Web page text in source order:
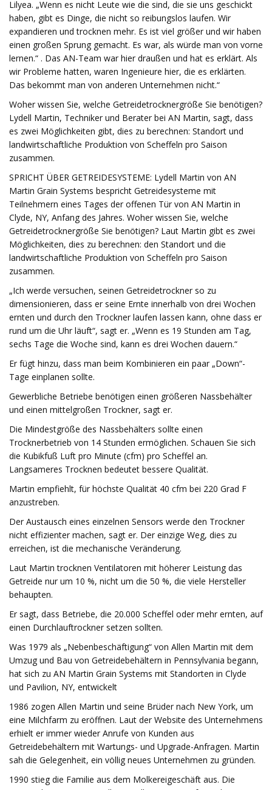
Lilyea. „Wenn es nicht Leute wie die sind, die sie uns geschickt
haben, gibt es Dinge, die nicht so reibungslos laufen. Wir
expandieren und trocknen mehr. Es ist viel größer und wir haben
einen großen Sprung gemacht. Es war, als würde man von vorne
lernen.“ . Das AN-Team war hier draußen und hat es erklärt. Als
wir Probleme hatten, waren Ingenieure hier, die es erklärten.
Das bekommt man von anderen Unternehmen nicht.“
Woher wissen Sie, welche Getreidetrocknergröße Sie benötigen?
Lydell Martin, Techniker und Berater bei AN Martin, sagt, dass
es zwei Möglichkeiten gibt, dies zu berechnen: Standort und
landwirtschaftliche Produktion von Scheffeln pro Saison
zusammen.
SPRICHT ÜBER GETREIDESYSTEME: Lydell Martin von AN
Martin Grain Systems bespricht Getreidesysteme mit
Teilnehmern eines Tages der offenen Tür von AN Martin in
Clyde, NY, Anfang des Jahres. Woher wissen Sie, welche
Getreidetrocknergröße Sie benötigen? Laut Martin gibt es zwei
Möglichkeiten, dies zu berechnen: den Standort und die
landwirtschaftliche Produktion von Scheffeln pro Saison
zusammen.
„Ich werde versuchen, seinen Getreidetrockner so zu
dimensionieren, dass er seine Ernte innerhalb von drei Wochen
ernten und durch den Trockner laufen lassen kann, ohne dass er
rund um die Uhr läuft“, sagt er. „Wenn es 19 Stunden am Tag,
sechs Tage die Woche sind, kann es drei Wochen dauern.“
Er fügt hinzu, dass man beim Kombinieren ein paar „Down“-
Tage einplanen sollte.
Gewerbliche Betriebe benötigen einen größeren Nassbehälter
und einen mittelgroßen Trockner, sagt er.
Die Mindestgröße des Nassbehälters sollte einen
Trocknerbetrieb von 14 Stunden ermöglichen. Schauen Sie sich
die Kubikfuß Luft pro Minute (cfm) pro Scheffel an.
Langsameres Trocknen bedeutet bessere Qualität.
Martin empfiehlt, für höchste Qualität 40 cfm bei 220 Grad F
anzustreben.
Der Austausch eines einzelnen Sensors werde den Trockner
nicht effizienter machen, sagt er. Der einzige Weg, dies zu
erreichen, ist die mechanische Veränderung.
Laut Martin trocknen Ventilatoren mit höherer Leistung das
Getreide nur um 10 %, nicht um die 50 %, die viele Hersteller
behaupten.
Er sagt, dass Betriebe, die 20.000 Scheffel oder mehr ernten, auf
einen Durchlauftrockner setzen sollten.
Was 1979 als „Nebenbeschäftigung“ von Allen Martin mit dem
Umzug und Bau von Getreidebehältern in Pennsylvania begann,
hat sich zu AN Martin Grain Systems mit Standorten in Clyde
und Pavilion, NY, entwickelt
1986 zogen Allen Martin und seine Brüder nach New York, um
eine Milchfarm zu eröffnen. Laut der Website des Unternehmens
erhielt er immer wieder Anrufe von Kunden aus
Getreidebehältern mit Wartungs- und Upgrade-Anfragen. Martin
sah die Gelegenheit, ein völlig neues Unternehmen zu gründen.
1990 stieg die Familie aus dem Molkereigeschäft aus. Die